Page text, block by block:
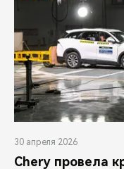
30 апреля 2026
Chery провела